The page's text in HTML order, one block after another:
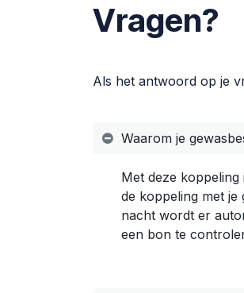
Vragen?
Als het antwoord op je
Waarom je
Met deze koppeling
de koppeling met je
nacht wordt er
een bon te